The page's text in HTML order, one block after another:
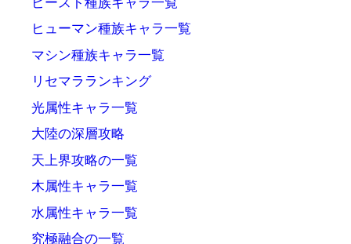
ヒューマン種族キャラ一覧
マシン種族キャラ一覧
リセマラランキング
光属性キャラ一覧
大陸の深層攻略
天上界攻略の一覧
木属性キャラ一覧
水属性キャラ一覧
究極融合の一覧